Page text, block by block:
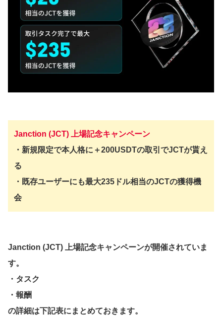
Janction (JCT) 上場記念キャンペーン
・新規限定で本人格に＋200USDTの取引でJCTが貰え
る
・既存ユーザーにも最大235ドル相当のJCTの獲得機
会
Janction (JCT) 上場記念キャンペーンが開催されていま
す。
・タスク
・報酬
の詳細は下記表にまとめておきます。